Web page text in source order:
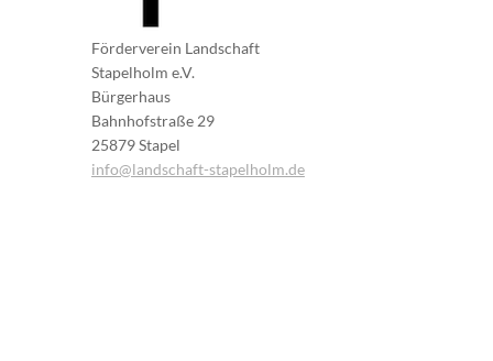
Förderverein Landschaft
Stapelholm e.V.
Bürgerhaus
Bahnhofstraße 29
25879 Stapel
info@landschaft-stapelholm.de